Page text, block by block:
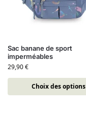
Sac banane de sport
imperméables
29,90€
Choix des options